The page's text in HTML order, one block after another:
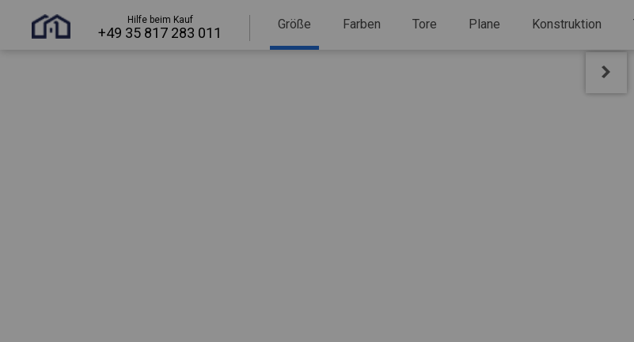
Hilfe beim Kauf
+49 35 817 283 011
Größe Farben Tore Plane Konstruktion